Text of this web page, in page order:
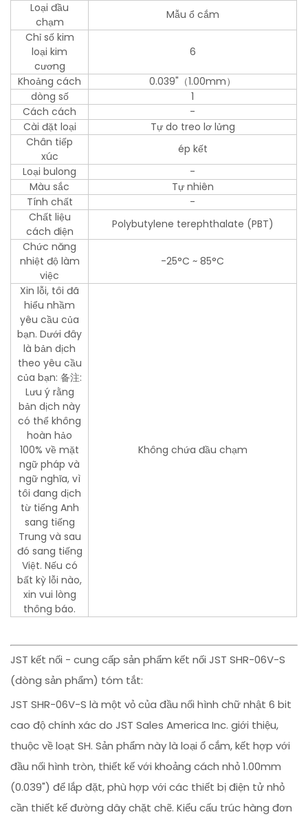
Loại đầu
chạm
Mẫu ổ cắm
Chỉ số kim
loại kim
cương
6
Khoảng cách
0.039"（1.00mm）
dòng số
1
Cách cách
-
Cài đặt loại
Tự do treo lơ lửng
Chân tiếp
xúc
ép kết
Loại bulong
-
Màu sắc
Tự nhiên
Tính chất
-
Chất liệu
cách điện
Polybutylene terephthalate (PBT)
Chức năng
nhiệt độ làm
việc
-25°C ~ 85°C
Xin lỗi, tôi đã
hiểu nhầm
yêu cầu của
bạn. Dưới đây
là bản dịch
theo yêu cầu
của bạn: 备注:
Lưu ý rằng
bản dịch này
có thể không
hoàn hảo
100% về mặt
ngữ pháp và
ngữ nghĩa, vì
tôi đang dịch
từ tiếng Anh
sang tiếng
Trung và sau
đó sang tiếng
Việt. Nếu có
bất kỳ lỗi nào,
xin vui lòng
thông báo.
Không chứa đầu chạm
JST kết nối - cung cấp sản phẩm kết nối JST SHR-06V-S
(dòng sản phẩm) tóm tắt:
JST SHR-06V-S là một vỏ của đầu nối hình chữ nhật 6 bit
cao độ chính xác do JST Sales America Inc. giới thiệu,
thuộc về loạt SH. Sản phẩm này là loại ổ cắm, kết hợp với
đầu nối hình tròn, thiết kế với khoảng cách nhỏ 1.00mm
(0.039") để lắp đặt, phù hợp với các thiết bị điện tử nhỏ
cần thiết kế đường dây chặt chẽ. Kiểu cấu trúc hàng đơn